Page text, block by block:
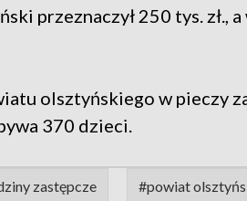
przeznaczył 250 tys. zł.,
olsztyńskiego w pieczy
370 dzieci.
zastępcze #powiat